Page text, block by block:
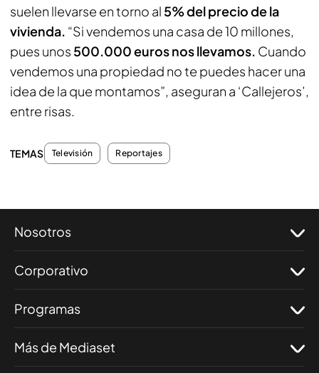
suelen llevarse en torno al 5% del precio de la
vivienda. “Si vendemos una casa de 10 millones,
pues unos 500.000 euros nos llevamos. Cuando
vendemos una propiedad no te puedes hacer una
idea de la que montamos”, aseguran a ‘Callejeros’,
entre risas.
TEMAS Televisión Reportajes
Nosotros
Corporativo
Programas
Más de Mediaset